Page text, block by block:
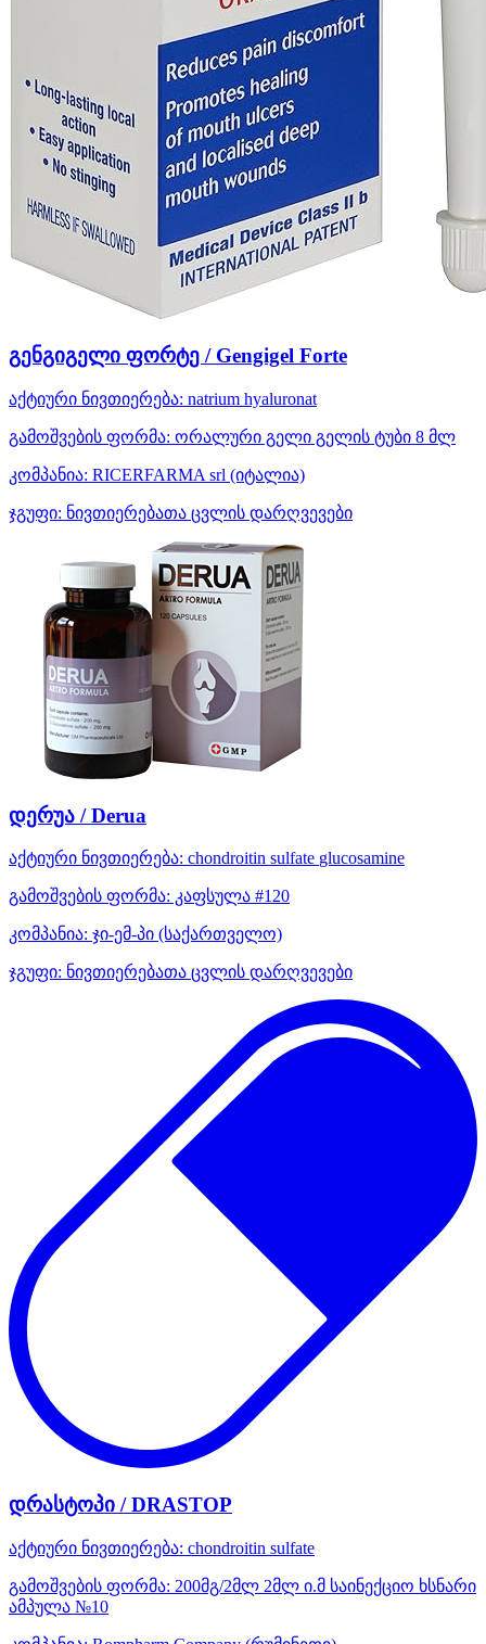
გენგიგელი ფორტე / Gengigel Forte
აქტიური ნივთიერება: natrium hyaluronat
გამოშვების ფორმა: ორალური გელი გელის ტუბი 8 მლ
კომპანია: RICERFARMA srl (იტალია)
ჯგუფი: ნივთიერებათა ცვლის დარღვევები
დერუა / Derua
აქტიური ნივთიერება: chondroitin sulfate glucosamine
გამოშვების ფორმა: კაფსულა #120
კომპანია: ჯი-ემ-პი (საქართველო)
ჯგუფი: ნივთიერებათა ცვლის დარღვევები
დრასტოპი / DRASTOP
აქტიური ნივთიერება: chondroitin sulfate
გამოშვების ფორმა: 200მგ/2მლ 2მლ ი.მ საინექციო ხსნარი
ამპულა №10